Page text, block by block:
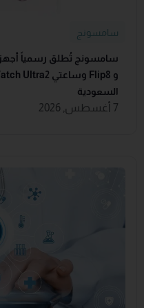
سامسونج
السعودية
7 أغسطس, 2026